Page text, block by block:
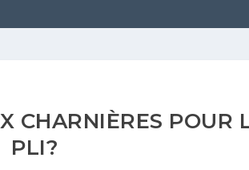
CHARNIÈRES POUR
PLI?